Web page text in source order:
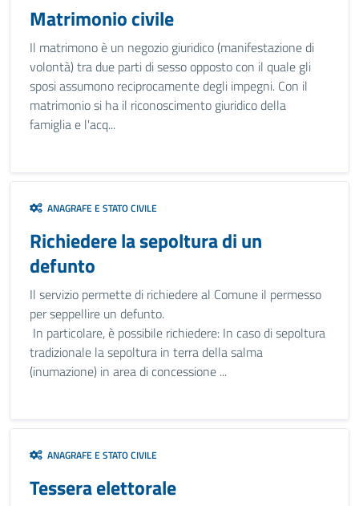
Matrimonio civile
Il matrimono è un negozio giuridico (manifestazione di
volontà) tra due parti di sesso opposto con il quale gli
sposi assumono reciprocamente degli impegni. Con il
matrimonio si ha il riconoscimento giuridico della
famiglia e l'acq...
ANAGRAFE E STATO CIVILE
Richiedere la sepoltura di un
defunto
Il servizio permette di richiedere al Comune il permesso
per seppellire un defunto.
In particolare, è possibile richiedere: In caso di sepoltura
tradizionale la sepoltura in terra della salma
(inumazione) in area di concessione ...
ANAGRAFE E STATO CIVILE
Tessera elettorale